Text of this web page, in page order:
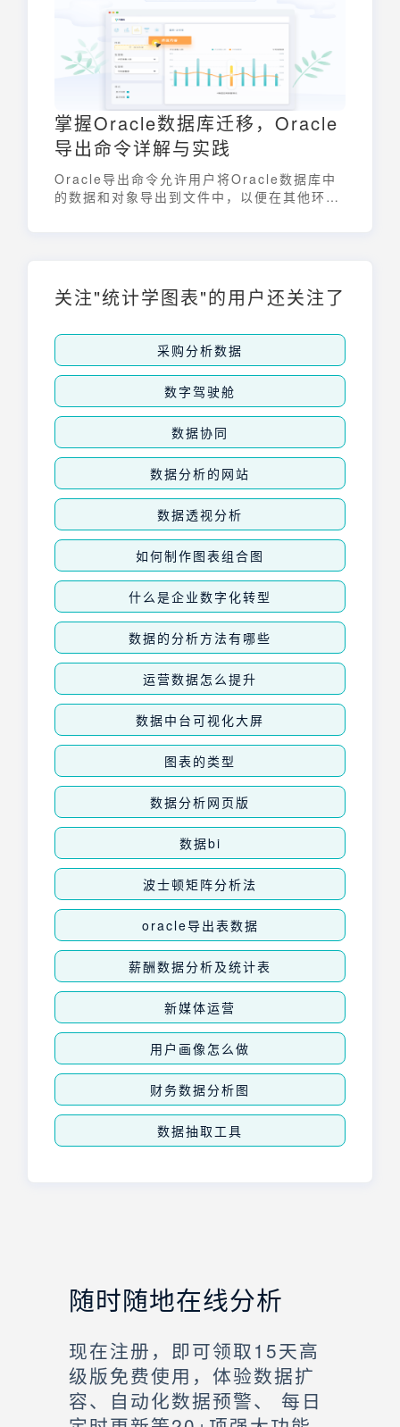
掌握Oracle数据库迁移，Oracle
导出命令详解与实践
Oracle导出命令允许用户将Oracle数据库中
的数据和对象导出到文件中，以便在其他环境
种数据迁移场景。
关注"统计学图表"的用户还关注了
采购分析数据
数字驾驶舱
数据协同
数据分析的网站
数据透视分析
如何制作图表组合图
什么是企业数字化转型
数据的分析方法有哪些
运营数据怎么提升
数据中台可视化大屏
图表的类型
数据分析网页版
数据bi
波士顿矩阵分析法
oracle导出表数据
薪酬数据分析及统计表
新媒体运营
用户画像怎么做
财务数据分析图
数据抽取工具
随时随地在线分析
现在注册，即可领取15天高
级版免费使用，体验数据扩
容、自动化数据预警、 每日